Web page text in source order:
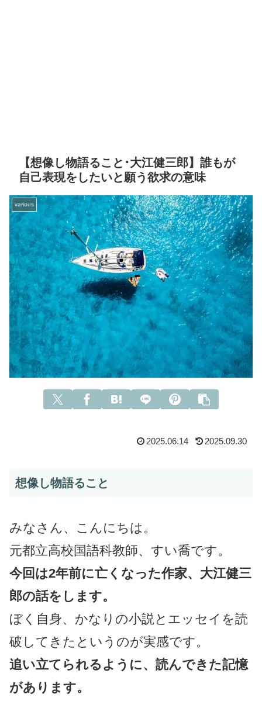
【想像し物語ること･大江健三郎】誰もが
自己表現をしたいと願う欲求の意味
various
2025.06.14 2025.09.30
想像し物語ること
みなさん、こんにちは。
元都立高校国語科教師、すい喬です。
今回は2年前に亡くなった作家、大江健三
郎の話をします。
ぼく自身、かなりの小説とエッセイを読
破してきたというのが実感です。
追い立てられるように、読んできた記憶
があります。